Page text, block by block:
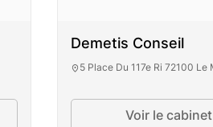
Demetis Conseil
5 Place Du 117e Ri 72100 Le
Voir le cabinet